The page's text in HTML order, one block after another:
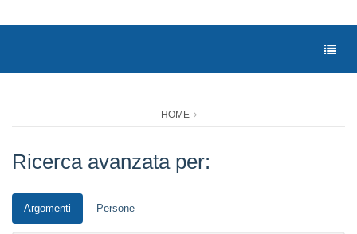
HOME
Ricerca avanzata per:
Argomenti Persone